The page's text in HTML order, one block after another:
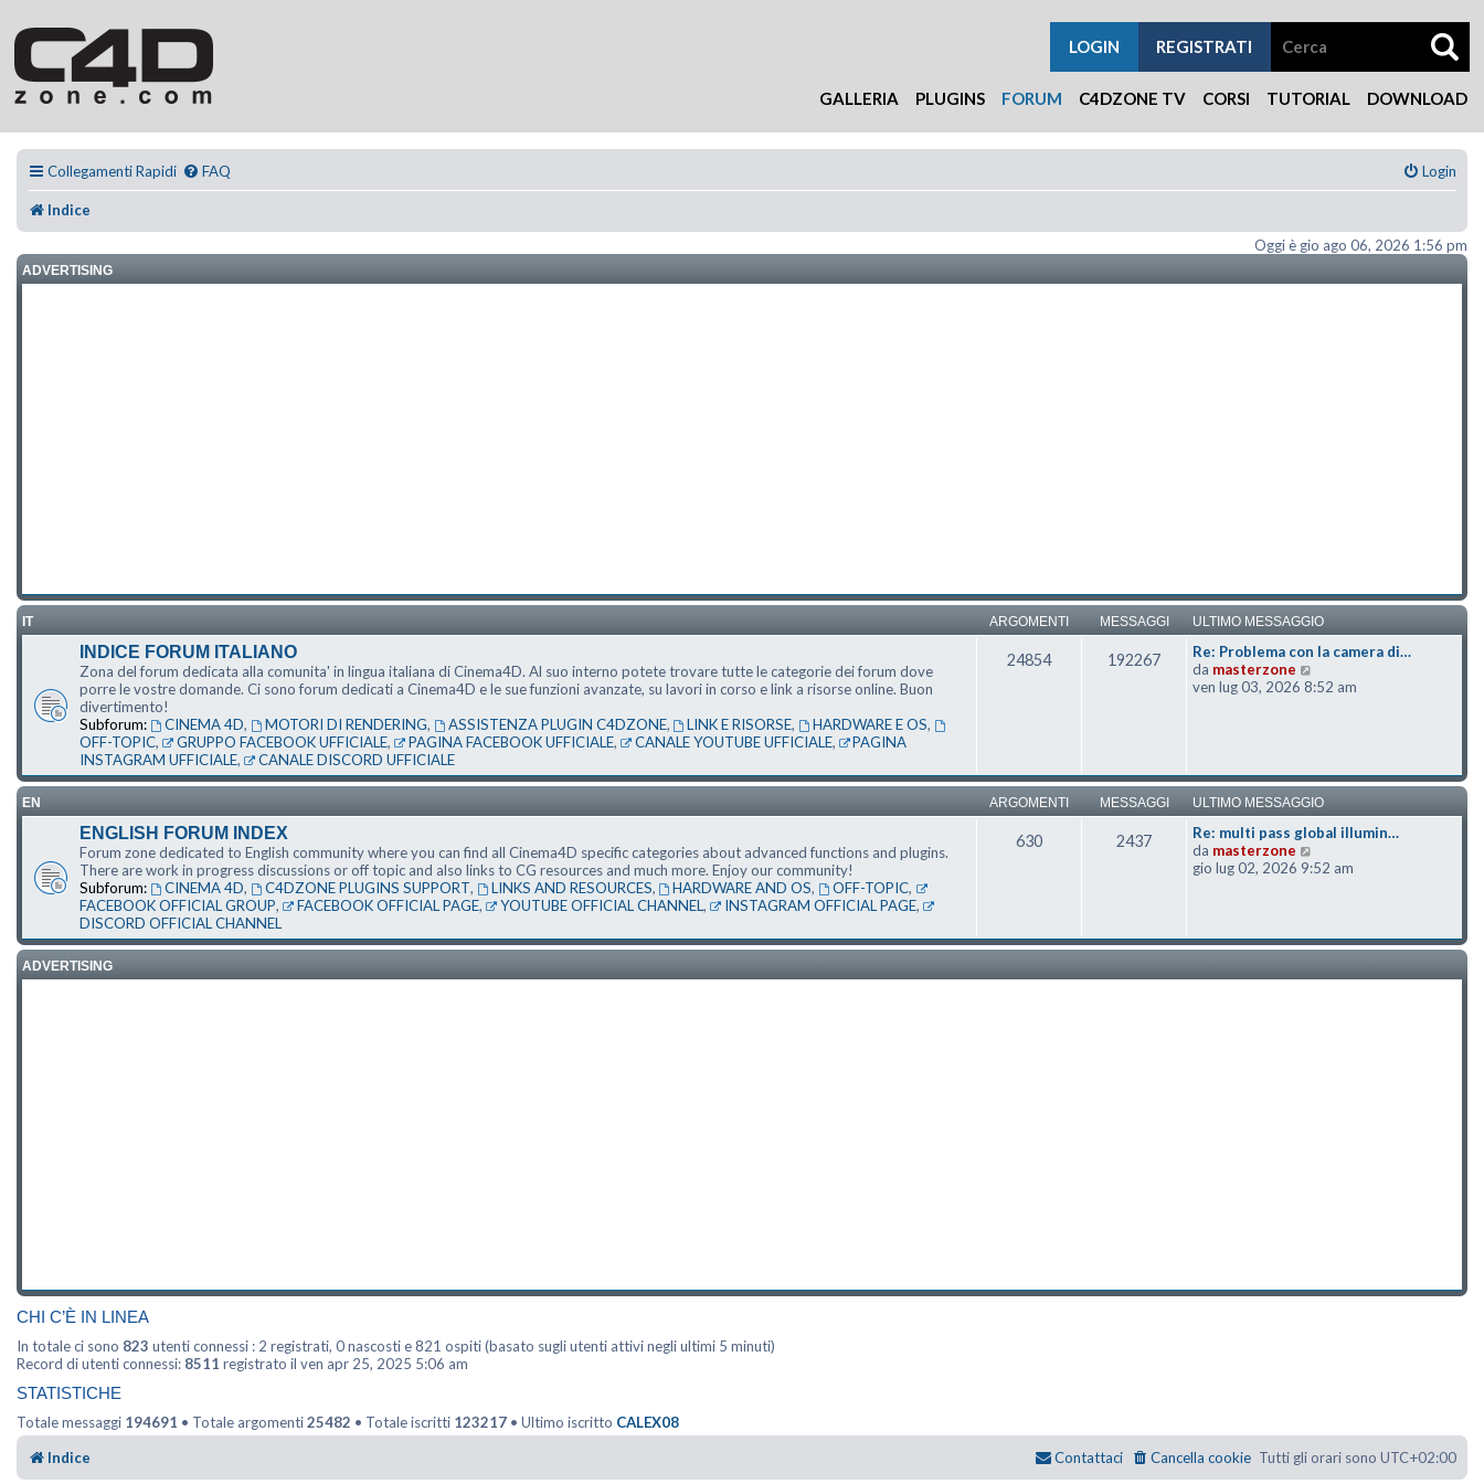
GALLERIA PLUGINS FORUM C4DZONE TV CORSI TUTORIAL DOWNLOAD
REGISTRATI
LOGIN
Collegamenti Rapidi FAQ Login
Indice
Oggi è gio ago 06, 2026 1:56 pm
ADVERTISING
IT ARGOMENTI MESSAGGI ULTIMO MESSAGGIO
INDICE FORUM ITALIANO
Zona del forum dedicata alla comunita' in lingua italiana di Cinema4D. Al suo interno potete trovare tutte le categorie dei forum dove
porre le vostre domande. Ci sono forum dedicati a Cinema4D e le sue funzioni avanzate, su lavori in corso e link a risorse online. Buon
divertimento!
Subforum:
CINEMA 4D, MOTORI DI RENDERING, ASSISTENZA PLUGIN C4DZONE, LINK E RISORSE, HARDWARE E OS,
OFF-TOPIC, GRUPPO FACEBOOK UFFICIALE, PAGINA FACEBOOK UFFICIALE, CANALE YOUTUBE UFFICIALE,
PAGINA
INSTAGRAM UFFICIALE, CANALE DISCORD UFFICIALE
24854 192267
Re: Problema con la camera di…
da masterzone
ven lug 03, 2026 8:52 am
EN ARGOMENTI MESSAGGI ULTIMO MESSAGGIO
ENGLISH FORUM INDEX
Forum zone dedicated to English community where you can find all Cinema4D specific categories about advanced functions and plugins.
There are work in progress discussions or off topic and also links to CG resources and much more. Enjoy our community!
Subforum:
CINEMA 4D, C4DZONE PLUGINS SUPPORT, LINKS AND RESOURCES, HARDWARE AND OS, OFF-TOPIC,
FACEBOOK OFFICIAL GROUP, FACEBOOK OFFICIAL PAGE, YOUTUBE OFFICIAL CHANNEL, INSTAGRAM OFFICIAL PAGE,
DISCORD OFFICIAL CHANNEL
630 2437
Re: multi pass global illumin…
da masterzone
gio lug 02, 2026 9:52 am
ADVERTISING
CHI C’È IN LINEA
In totale ci sono 823 utenti connessi : 2 registrati, 0 nascosti e 821 ospiti (basato sugli utenti attivi negli ultimi 5 minuti)
Record di utenti connessi: 8511 registrato il ven apr 25, 2025 5:06 am
STATISTICHE
Totale messaggi 194691 • Totale argomenti25482 • Totale iscritti 123217 • Ultimo iscritto CALEX08
Indice
Tutti gli orari sono UTC+02:00
Cancella cookie
Contattaci